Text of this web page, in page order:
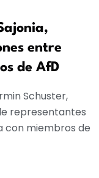
entre
de AfD
Schuster,
representantes
con miembros de